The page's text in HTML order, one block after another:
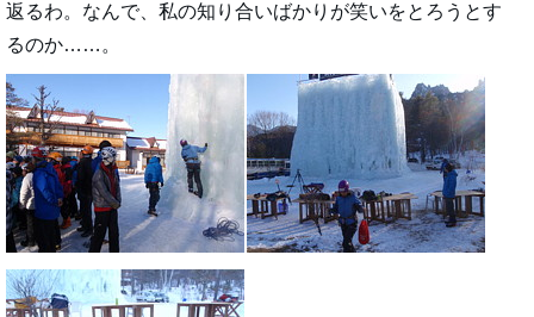
返るわ。なんで、私の知り合いばかりが笑いをとろうとす
るのか……。